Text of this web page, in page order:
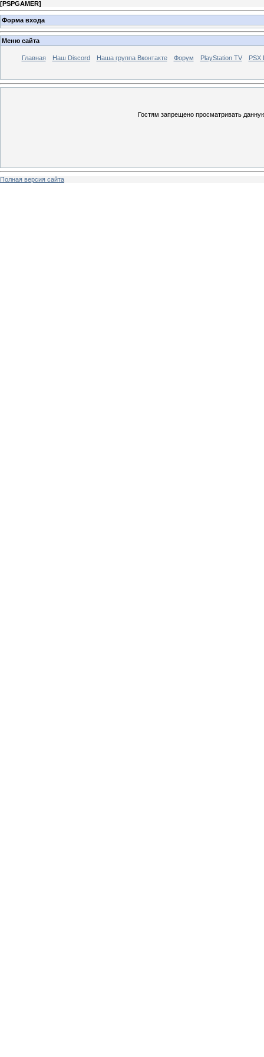
[PSPGAMER]
Форма входа
Меню сайта
Главная Наш Discord Наша группа Вконтакте Форум PlayStation TV PSX
Гостям запрещено просматривать
Полная версия сайта